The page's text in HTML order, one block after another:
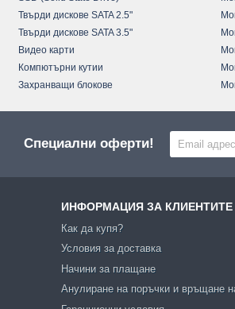
Твърди дискове SATA 2.5"
Твърди дискове SATA 3.5"
Видео карти
Компютърни кутии
Захранващи блокове
Специални оферти!
ИНФОРМАЦИЯ ЗА КЛИЕНТИТЕ
Как да купя?
Условия за доставка
Начини за плащане
Анулиране на поръчки и връщане